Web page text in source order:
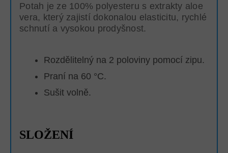
Potah je ze 100% polyesteru s extrakty aloe
vera, který zajistí dokonalou elasticitu, rychlé
schnutí a vysokou prodyšnost.
Rozdělitelný na 2 poloviny pomocí zipu.
Praní na 60 °C.
Sušit volně.
SLOŽENÍ